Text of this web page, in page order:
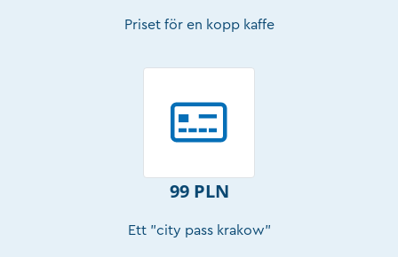
Priset för en kopp kaffe
99 PLN
Ett "city pass krakow"